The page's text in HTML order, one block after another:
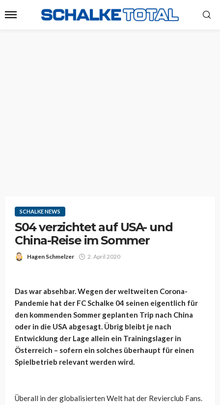
SCHALKE NEWS
S04 verzichtet auf USA- und
China-Reise im Sommer
Hagen Schmelzer 2. April 2020
Das war absehbar. Wegen der weltweiten Corona-
Pandemie hat der FC Schalke 04 seinen eigentlich für
den kommenden Sommer geplanten Trip nach China
oder in die USA abgesagt. Übrig bleibt je nach
Entwicklung der Lage allein ein Trainingslager in
Österreich – sofern ein solches überhaupt für einen
Spielbetrieb relevant werden wird.
Überall in der globalisierten Welt hat der Revierclub Fans.